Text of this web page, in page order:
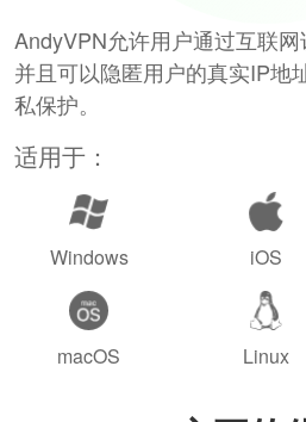
AndyVPN允许用户通过互联网
并且可以隐匿用户的真实IP地
私保护。
适用于：
Windows iOS
macOS Linux